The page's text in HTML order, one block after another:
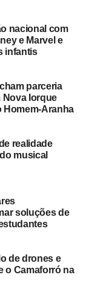
nacional com
e Marvel e
infantis
parceria
Nova Iorque
Homem-Aranha
realidade
musical
soluções de
de drones e
o Camaforró na